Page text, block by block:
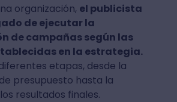
organización, el publicista
de ejecutar la
de campañas según las
en la estrategia.
etapas, desde la
presupuesto hasta la
resultados finales.